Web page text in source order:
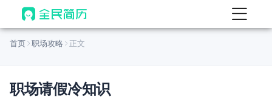
首页
AI 生成简历
首页 职场攻略 正文
职场请假冷知识